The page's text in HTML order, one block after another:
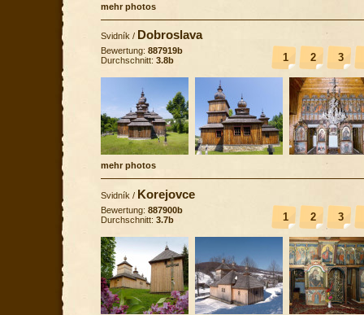
mehr photos
Svidník / Dobroslava
1 2 3
Bewertung: 887919b
Durchschnitt: 3.8b
mehr photos
Svidník / Korejovce
1 2 3
Bewertung: 887900b
Durchschnitt: 3.7b